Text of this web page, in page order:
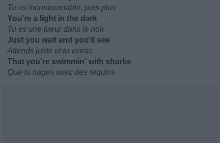
Tu es incontournable, puis plus
You're a light in the dark
Tu es une lueur dans le noir
Just you wait and you'll see
Attends juste et tu verras
That you're swimmin' with sharks
Que tu nages avec des requins